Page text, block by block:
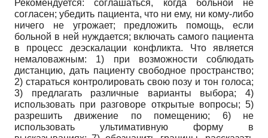
Рекомендуется: соглашаться, когда больной не
согласен; убедить пациента, что ни ему, ни кому-либо
ничего не угрожает; предложить помощь, если
больной в ней нуждается; включать самого пациента
в процесс деэскалации конфликта. Что является
немаловажным: 1) при возможности соблюдать
дистанцию, дать пациенту свободное пространство;
2) стараться контролировать свою позу и тон голоса;
3) предлагать различные варианты выбора; 4)
использовать при разговоре открытые вопросы; 5)
разрешить движение по помещению; 6) не
использовать ультимативную форму в